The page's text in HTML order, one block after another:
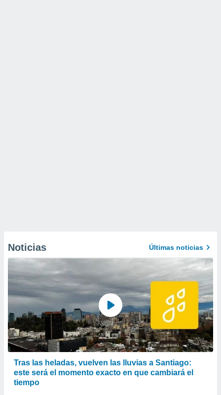
Noticias Últimas noticias
Tras las heladas, vuelven las lluvias a Santiago:
este será el momento exacto en que cambiará el
tiempo